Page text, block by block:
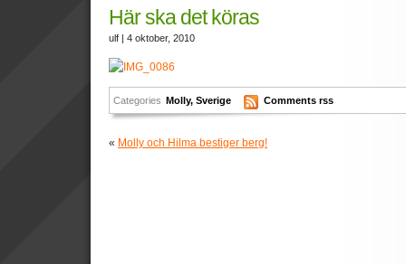
Här ska det köras
ulf | 4 oktober, 2010
Categories Molly,Sverige Comments rss
« Molly och Hilma bestiger berg!